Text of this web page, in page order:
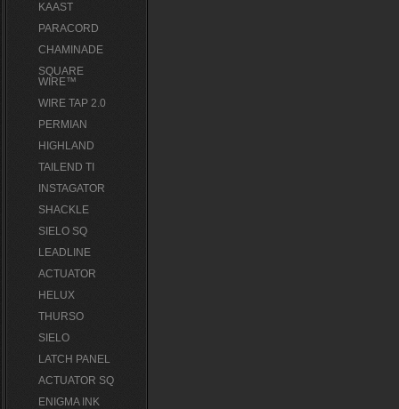
KAAST
PARACORD
CHAMINADE
SQUARE
WIRE™
WIRE TAP 2.0
PERMIAN
HIGHLAND
TAILEND TI
INSTAGATOR
SHACKLE
SIELO SQ
LEADLINE
ACTUATOR
HELUX
THURSO
SIELO
LATCH PANEL
ACTUATOR SQ
ENIGMA INK